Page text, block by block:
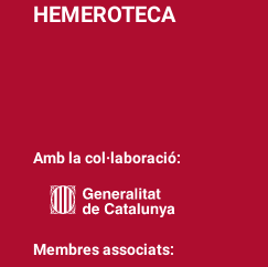
HEMEROTECA
Amb la col·laboració:
Membres associats: